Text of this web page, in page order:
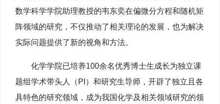
数学科学学院助理教授的韦东奕在偏微分方程和随机矩
阵领域的研究，不仅推动了相关理论的发展，也为解决
实际问题提供了新的视角和方法。
化学学院已培养100余名优秀博士生成长为独立课
题组学术带头人（PI）和研究生导师，开辟了独立且各
具特色的研究领域，成为我国化学及相关领域研究的领